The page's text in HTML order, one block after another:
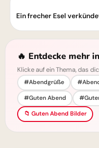
🔥 Entdecke mehr
Klicke auf ein Thema, das
#Abendgrüße
#Guten Abend
📁 Guten Abend Bilder